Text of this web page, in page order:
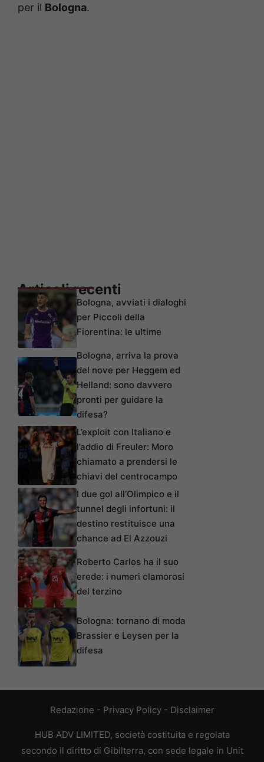
per il Bologna.
Articoli recenti
Bologna, avviati i dialoghi
per Piccoli della
Fiorentina: le ultime
Bologna, arriva la prova
del nove per Heggem ed
Helland: sono davvero
pronti per guidare la
difesa?
L’exploit con Italiano e
l’addio di Freuler: Moro
chiamato a prendersi le
chiavi del centrocampo
I due gol all’Olimpico e il
tunnel degli infortuni: il
destino restituisce una
chance ad El Azzouzi
Roberto Carlos ha il suo
erede: i numeri clamorosi
del terzino
Bologna: tornano di moda
Brassier e Leysen per la
difesa
Redazione - Privacy Policy- Disclaimer
HUB ADV LIMITED, società costituita e regolata
secondo il diritto di Gibilterra, con sede legale in Unit